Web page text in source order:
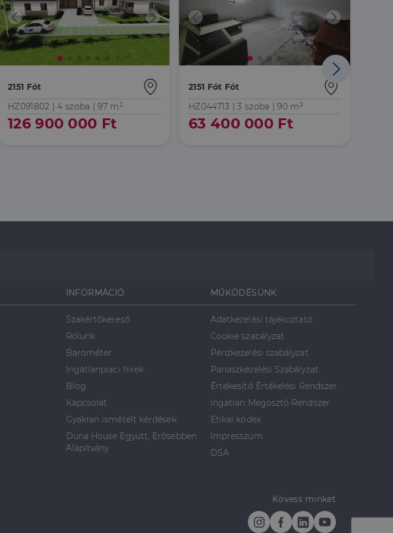
2151 Fót
HZ091802 |4 szoba | 97 m²
126 900 000 Ft
2151 Fót Fót
HZ044713 |3 szoba | 90 m²
63 400 000 Ft
INFORMÁCIÓ
Szakértőkereső
Rólunk
Barométer
Ingatlanpiaci hírek
Blog
Kapcsolat
Gyakran ismételt kérdések
Duna House Együtt, Erősebben
Alapítvány
MŰKÖDÉSÜNK
Adatkezelési tájékoztató
Cookie szabályzat
Pénzkezelési szabályzat
Panaszkezelési Szabályzat
Értékesítő Értékelési Rendszer
Ingatlan Megosztó Rendszer
Etikai kódex
Impresszum
DSA
Kövess minket